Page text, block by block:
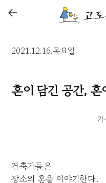
←
2021.12.16.목요일
혼이 담긴 공간, 혼
건축가들은
장소의 혼을 이야기한다.